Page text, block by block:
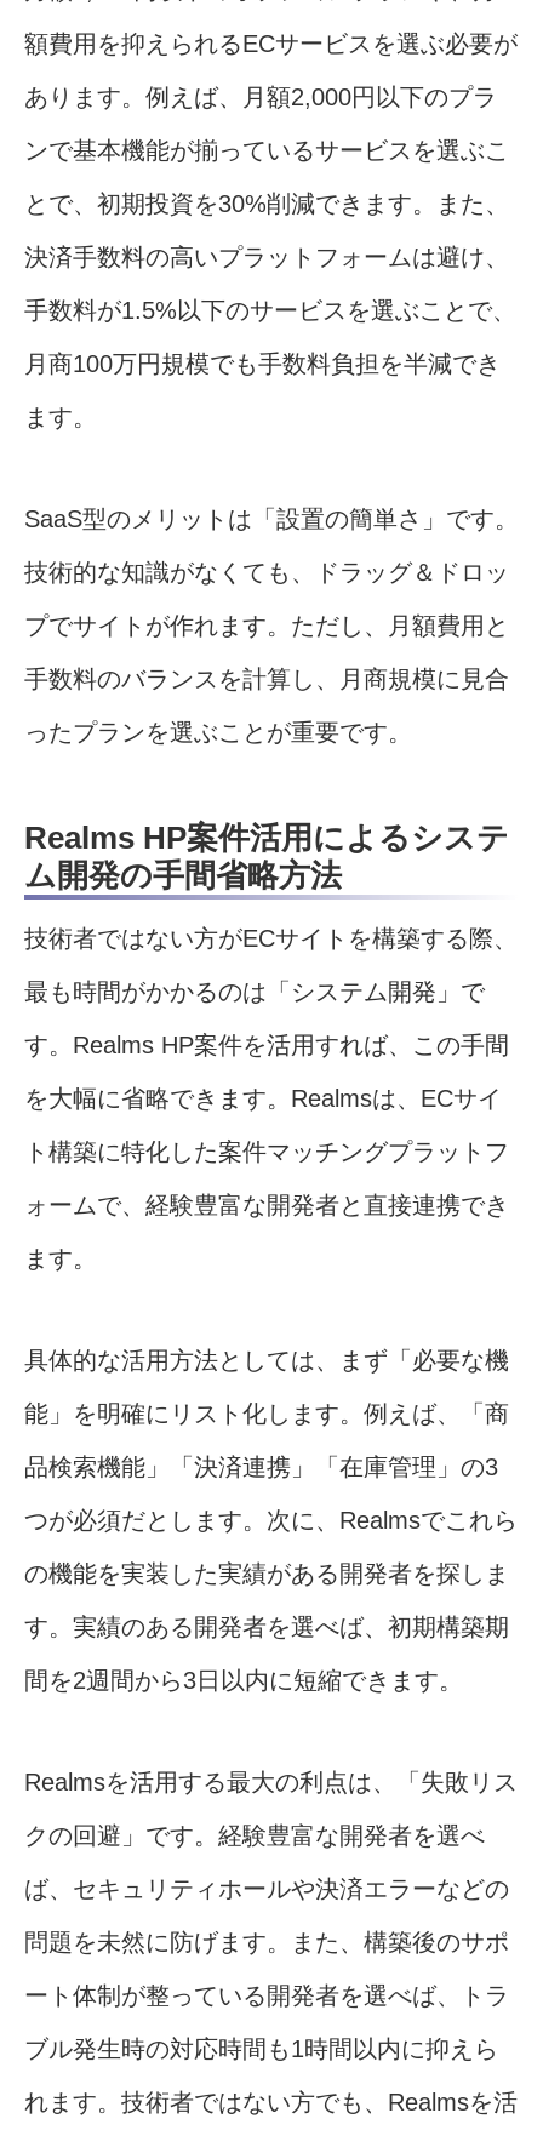
額費用を抑えられるECサービスを選ぶ必要が
あります。例えば、月額2,000円以下のプラ
ンで基本機能が揃っているサービスを選ぶこ
とで、初期投資を30%削減できます。また、
決済手数料の高いプラットフォームは避け、
手数料が1.5%以下のサービスを選ぶことで、
月商100万円規模でも手数料負担を半減でき
ます。
SaaS型のメリットは「設置の簡単さ」です。
技術的な知識がなくても、ドラッグ＆ドロッ
プでサイトが作れます。ただし、月額費用と
手数料のバランスを計算し、月商規模に見合
ったプランを選ぶことが重要です。
Realms HP案件活用によるシステ
ム開発の手間省略方法
技術者ではない方がECサイトを構築する際、
最も時間がかかるのは「システム開発」で
す。Realms HP案件を活用すれば、この手間
を大幅に省略できます。Realmsは、ECサイ
ト構築に特化した案件マッチングプラットフ
ォームで、経験豊富な開発者と直接連携でき
ます。
具体的な活用方法としては、まず「必要な機
能」を明確にリスト化します。例えば、「商
品検索機能」「決済連携」「在庫管理」の3
つが必須だとします。次に、Realmsでこれら
の機能を実装した実績がある開発者を探しま
す。実績のある開発者を選べば、初期構築期
間を2週間から3日以内に短縮できます。
Realmsを活用する最大の利点は、「失敗リス
クの回避」です。経験豊富な開発者を選べ
ば、セキュリティホールや決済エラーなどの
問題を未然に防げます。また、構築後のサポ
ート体制が整っている開発者を選べば、トラ
ブル発生時の対応時間も1時間以内に抑えら
れます。技術者ではない方でも、Realmsを活